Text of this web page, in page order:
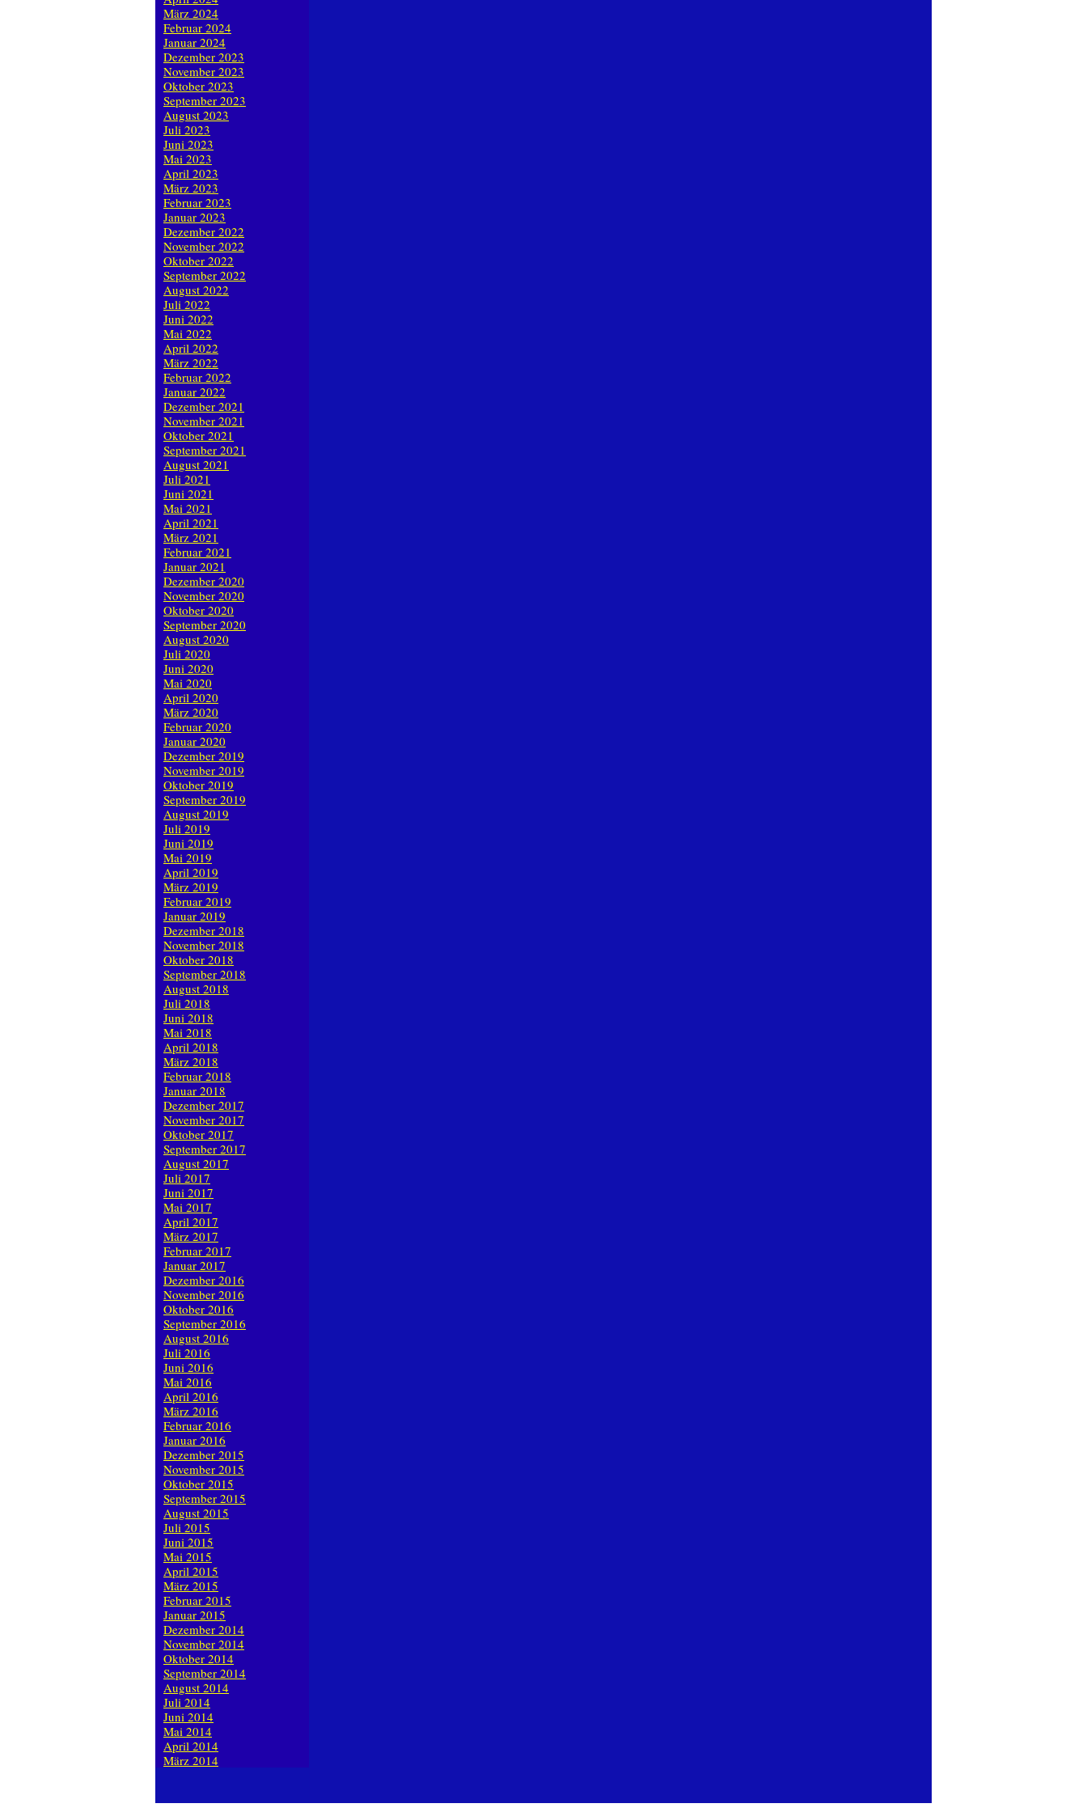
März 2024
Februar 2024
Januar 2024
Dezember 2023
November 2023
Oktober 2023
September 2023
August 2023
Juli 2023
Juni 2023
Mai 2023
April 2023
März 2023
Februar 2023
Januar 2023
Dezember 2022
November 2022
Oktober 2022
September 2022
August 2022
Juli 2022
Juni 2022
Mai 2022
April 2022
März 2022
Februar 2022
Januar 2022
Dezember 2021
November 2021
Oktober 2021
September 2021
August 2021
Juli 2021
Juni 2021
Mai 2021
April 2021
März 2021
Februar 2021
Januar 2021
Dezember 2020
November 2020
Oktober 2020
September 2020
August 2020
Juli 2020
Juni 2020
Mai 2020
April 2020
März 2020
Februar 2020
Januar 2020
Dezember 2019
November 2019
Oktober 2019
September 2019
August 2019
Juli 2019
Juni 2019
Mai 2019
April 2019
März 2019
Februar 2019
Januar 2019
Dezember 2018
November 2018
Oktober 2018
September 2018
August 2018
Juli 2018
Juni 2018
Mai 2018
April 2018
März 2018
Februar 2018
Januar 2018
Dezember 2017
November 2017
Oktober 2017
September 2017
August 2017
Juli 2017
Juni 2017
Mai 2017
April 2017
März 2017
Februar 2017
Januar 2017
Dezember 2016
November 2016
Oktober 2016
September 2016
August 2016
Juli 2016
Juni 2016
Mai 2016
April 2016
März 2016
Februar 2016
Januar 2016
Dezember 2015
November 2015
Oktober 2015
September 2015
August 2015
Juli 2015
Juni 2015
Mai 2015
April 2015
März 2015
Februar 2015
Januar 2015
Dezember 2014
November 2014
Oktober 2014
September 2014
August 2014
Juli 2014
Juni 2014
Mai 2014
April 2014
März 2014